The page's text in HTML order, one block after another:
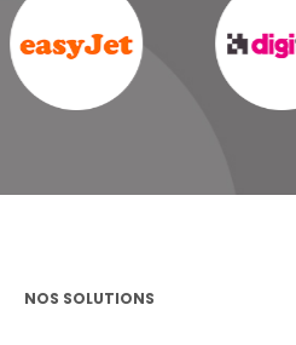
NOS SOLUTIONS